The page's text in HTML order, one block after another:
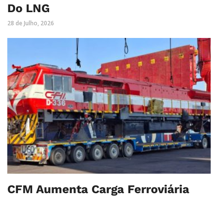
Do LNG
28 de Julho, 2026
CFM Aumenta Carga Ferroviária